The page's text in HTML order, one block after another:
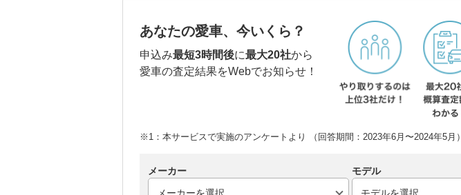
あなたの愛車、今いくら？
申込み最短3時間後に最大20社から
愛車の査定結果をWebでお知らせ！
※1：本サービスで実施のアンケートより （回答期間：2023年6月〜2024年5月）
メーカー モデル